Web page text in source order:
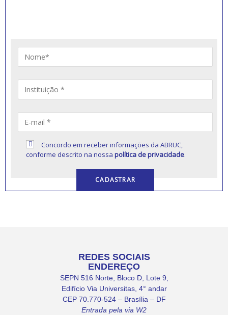
Concordo em receber informações da ABRUC,
conforme descrito na nossapolítica de privacidade.
REDES SOCIAIS
ENDEREÇO
SEPN 516 Norte, Bloco D, Lote 9,
Edifício Via Universitas, 4° andar
CEP 70.770-524 – Brasília – DF
Entrada pela via W2